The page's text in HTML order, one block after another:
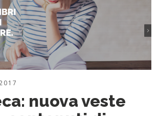
nuova veste